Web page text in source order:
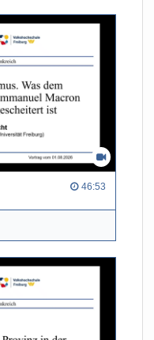
46:53